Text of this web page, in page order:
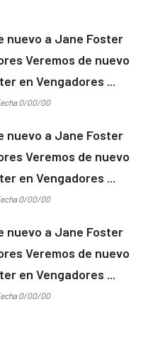
nuevo a Jane Foster
Veremos de nuevo
en Vengadores ...
0/00/00
nuevo a Jane Foster
Veremos de nuevo
en Vengadores ...
0/00/00
nuevo a Jane Foster
Veremos de nuevo
en Vengadores ...
0/00/00